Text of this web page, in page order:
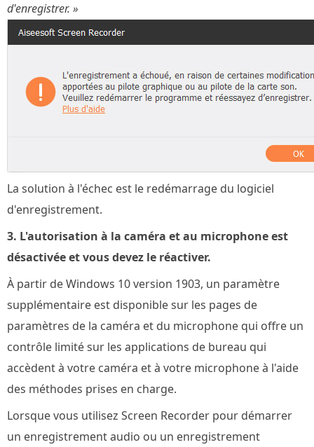
d'enregistrer. »
La solution à l'échec est le redémarrage du logiciel
d'enregistrement.
3. L'autorisation à la caméra et au microphone est
désactivée et vous devez le réactiver.
À partir de Windows 10 version 1903, un paramètre
supplémentaire est disponible sur les pages de
paramètres de la caméra et du microphone qui offre un
contrôle limité sur les applications de bureau qui
accèdent à votre caméra et à votre microphone à l'aide
des méthodes prises en charge.
Lorsque vous utilisez Screen Recorder pour démarrer
un enregistrement audio ou un enregistrement